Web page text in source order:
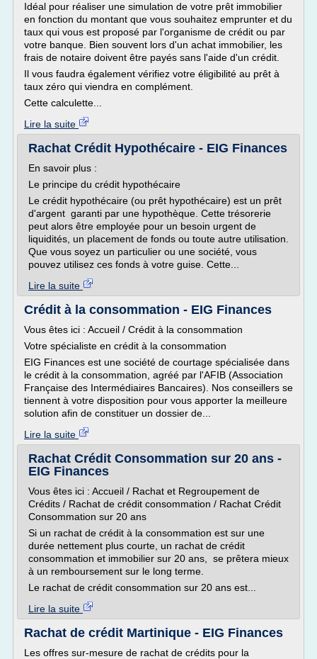
Idéal pour réaliser une simulation de votre prêt immobilier
en fonction du montant que vous souhaitez emprunter et du
taux qui vous est proposé par l'organisme de crédit ou par
votre banque. Bien souvent lors d'un achat immobilier, les
frais de notaire doivent être payés sans l'aide d'un crédit.
Il vous faudra également vérifiez votre éligibilité au prêt à
taux zéro qui viendra en complément.
Cette calculette...
Lire la suite
Rachat Crédit Hypothécaire - EIG Finances
En savoir plus :
Le principe du crédit hypothécaire
Le crédit hypothécaire (ou prêt hypothécaire) est un prêt
d'argent garanti par une hypothèque. Cette trésorerie
peut alors être employée pour un besoin urgent de
liquidités, un placement de fonds ou toute autre utilisation.
Que vous soyez un particulier ou une société, vous
pouvez utilisez ces fonds à votre guise. Cette...
Lire la suite
Crédit à la consommation - EIG Finances
Vous êtes ici : Accueil / Crédit à la consommation
Votre spécialiste en crédit à la consommation
EIG Finances est une société de courtage spécialisée dans
le crédit à la consommation, agréé par l'AFIB (Association
Française des Intermédiaires Bancaires). Nos conseillers se
tiennent à votre disposition pour vous apporter la meilleure
solution afin de constituer un dossier de...
Lire la suite
Rachat Crédit Consommation sur 20 ans -
EIG Finances
Vous êtes ici : Accueil / Rachat et Regroupement de
Crédits / Rachat de crédit consommation / Rachat Crédit
Consommation sur 20 ans
Si un rachat de crédit à la consommation est sur une
durée nettement plus courte, un rachat de crédit
consommation et immobilier sur 20 ans, se prêtera mieux
à un remboursement sur le long terme.
Le rachat de crédit consommation sur 20 ans est...
Lire la suite
Rachat de crédit Martinique - EIG Finances
Les offres sur-mesure de rachat de crédits pour la